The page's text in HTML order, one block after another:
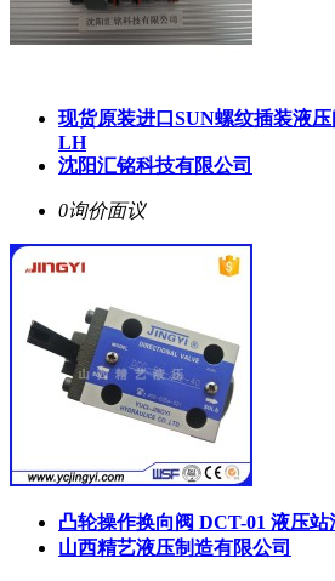
现货原装进口SUN螺纹插装液
LH
沈阳汇铭科技有限公司
0询价面议
凸轮操作换向阀 DCT-01 液压
山西精艺液压制造有限公司